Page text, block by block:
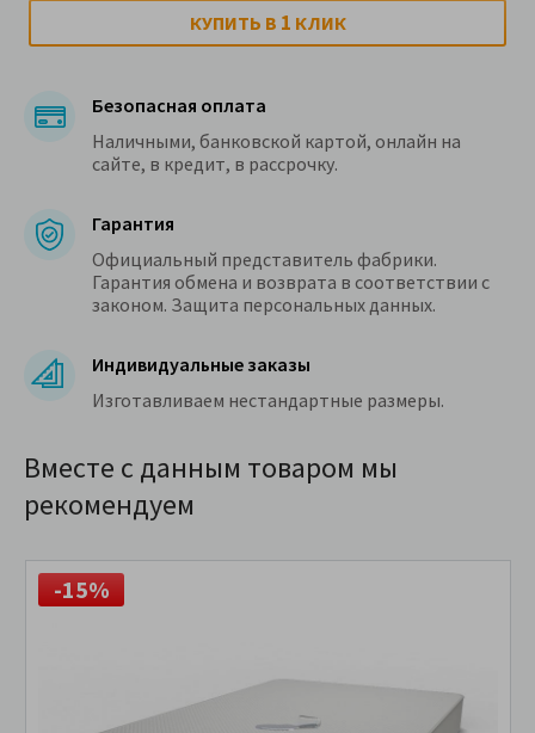
КУПИТЬ В 1 КЛИК
Безопасная оплата
Наличными, банковской картой, онлайн на
сайте, в кредит, в рассрочку.
Гарантия
Официальный представитель фабрики.
Гарантия обмена и возврата в соответствии с
законом. Защита персональных данных.
Индивидуальные заказы
Изготавливаем нестандартные размеры.
Вместе с данным товаром мы
рекомендуем
-15%